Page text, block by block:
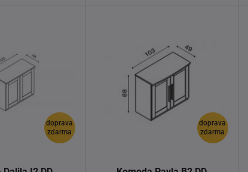
doprava
zdarma
doprava
zdarma